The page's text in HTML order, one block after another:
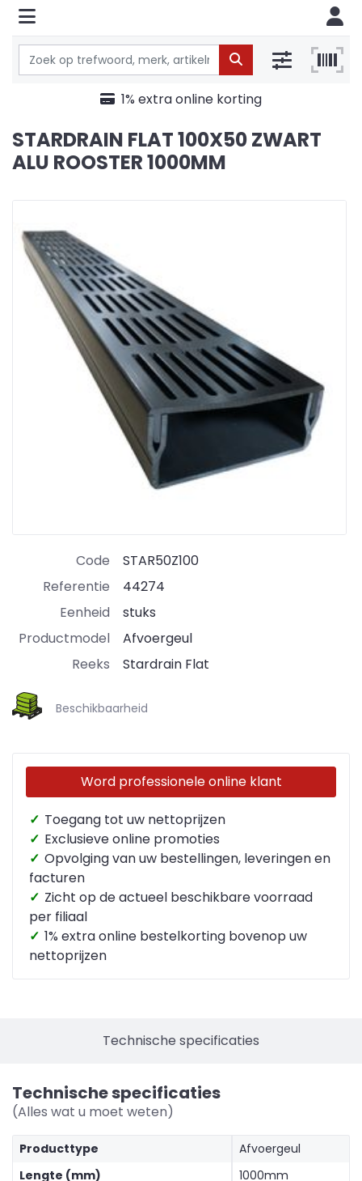
1% extra online korting
STARDRAIN FLAT 100X50 ZWART
ALU ROOSTER 1000MM
Code
STAR50Z100
Referentie
44274
Eenheid
stuks
Productmodel
Afvoergeul
Reeks
Stardrain Flat
Beschikbaarheid
Word professionele online klant
✓ Toegang tot uw nettoprijzen
✓ Exclusieve online promoties
✓ Opvolging van uw bestellingen, leveringen en
facturen
✓ Zicht op de actueel beschikbare voorraad
per filiaal
✓ 1% extra online bestelkorting bovenop uw
nettoprijzen
Technische specificaties
Technische specificaties
(Alles wat u moet weten)
Producttype
Afvoergeul
Lengte (mm)
1000mm